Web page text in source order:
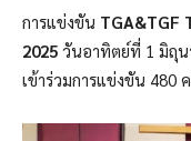
การแข่งขัน TGA&TGF
2025 วันอาทิตย์ที่ 1 มิถุ
เข้าร่วมการแข่งขัน 480